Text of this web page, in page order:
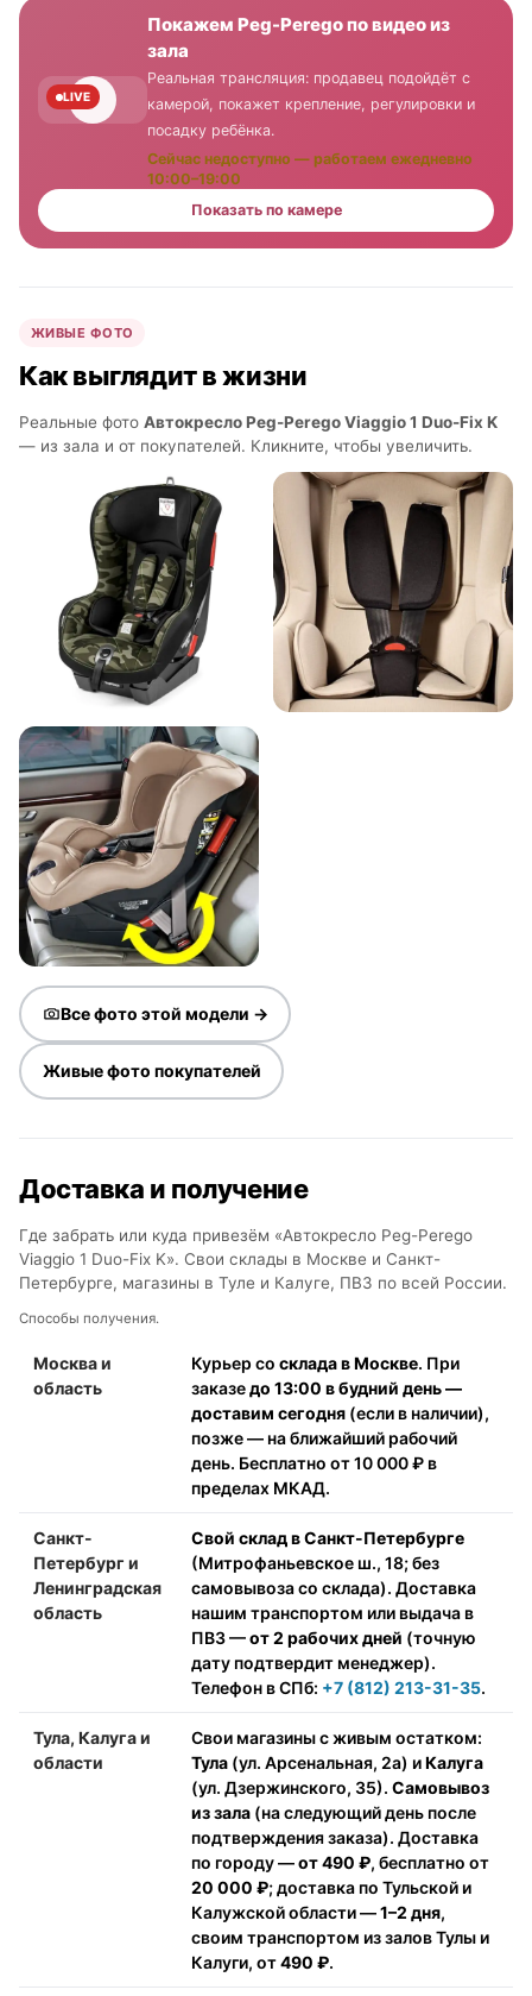
LIVE
Покажем Peg-Perego по видео из
зала
Реальная трансляция: продавец подойдёт с
камерой, покажет крепление, регулировки и
посадку ребёнка.
Сейчас недоступно — работаем ежедневно
10:00–19:00
Показать по камере
ЖИВЫЕ ФОТО
Как выглядит в жизни
Реальные фото Автокресло Peg-Perego Viaggio 1 Duo-Fix K
— из зала и от покупателей. Кликните, чтобы увеличить.
Все фото этой модели →
Живые фото покупателей
Доставка и получение
Где забрать или куда привезём «Автокресло Peg-Perego
Viaggio 1 Duo-Fix K». Свои склады в Москве и Санкт-
Петербурге, магазины в Туле и Калуге, ПВЗ по всей России.
Способы получения.
Москва и
область
Курьер со склада в Москве. При
заказедо 13:00 в будний день —
доставим сегодня (если в наличии),
позже — на ближайший рабочий
день. Бесплатно от 10 000 ₽ в
пределах МКАД.
Санкт-
Петербург и
Ленинградская
область
Свой склад в Санкт-Петербурге
(Митрофаньевское ш., 18; без
самовывоза со склада). Доставка
нашим транспортом или выдача в
ПВЗ —от 2 рабочих дней (точную
дату подтвердит менеджер).
Телефон в СПб: +7 (812) 213-31-35.
Тула, Калуга и
области
Свои магазины с живым остатком:
Тула (ул. Арсенальная, 2а) иКалуга
(ул. Дзержинского, 35). Самовывоз
из зала (на следующий день после
подтверждения заказа). Доставка
по городу —от 490 ₽, бесплатно от
20 000 ₽; доставка по Тульской и
Калужской области —1–2 дня,
своим транспортом из залов Тулы и
Калуги, от490 ₽.